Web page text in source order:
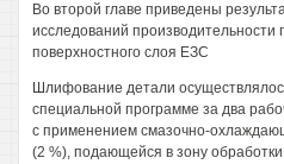
Во второй главе приведены
исследований производительности
поверхностного слоя ЕЗС
Шлифование детали
специальной программе за два
с применением смазочно-
(2 %), подающейся в зону